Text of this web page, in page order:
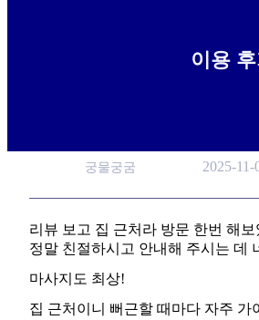
이용 후
궁물궁굼 2025-11-
리뷰 보고 집 근처라 방문 한번 해
정말 친절하시고 안내해 주시는 데
마사지도 최상!
집 근처이니 뻐근할 때마다 자주 가